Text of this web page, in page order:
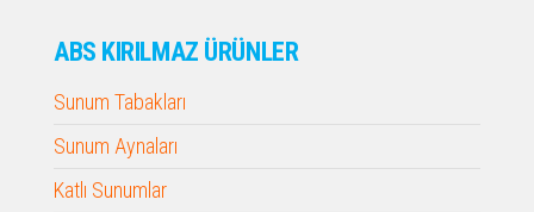
ABS KIRILMAZ ÜRÜNLER
Sunum Tabakları
Sunum Aynaları
Katlı Sunumlar